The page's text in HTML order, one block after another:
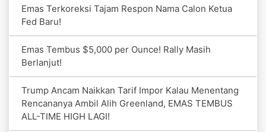
Emas Terkoreksi Tajam Respon Nama Calon Ketua
Fed Baru!
Emas Tembus $5,000 per Ounce! Rally Masih
Berlanjut!
Trump Ancam Naikkan Tarif Impor Kalau Menentang
Rencananya Ambil Alih Greenland, EMAS TEMBUS
ALL-TIME HIGH LAGI!